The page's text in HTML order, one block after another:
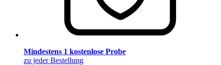
Mindestens 1 kostenlose Probe
zu jeder Bestellung